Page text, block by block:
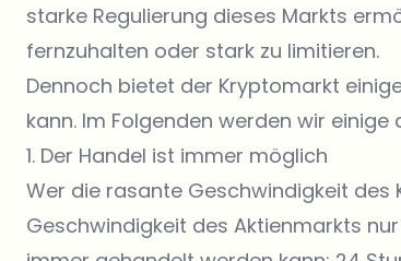
starke Regulierung dieses Markts
fernzuhalten oder stark zu limitieren.
Dennoch bietet der Kryptomarkt
kann. Im Folgenden werden wir
1. Der Handel ist immer möglich
Wer die rasante Geschwindigkeit
Geschwindigkeit des Aktienmarkts